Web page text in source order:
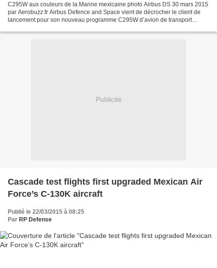
C295W aux couleurs de la Marine mexicaine photo Airbus DS 30 mars 2015
par Aerobuzz.fr Airbus Defence and Space vient de décrocher le client de
lancement pour son nouveau programme C295W d’avion de transport
Publicité
Cascade test flights first upgraded Mexican Air
Force’s C-130K aircraft
Publié le 22/03/2015 à 08:25
Par RP Defense